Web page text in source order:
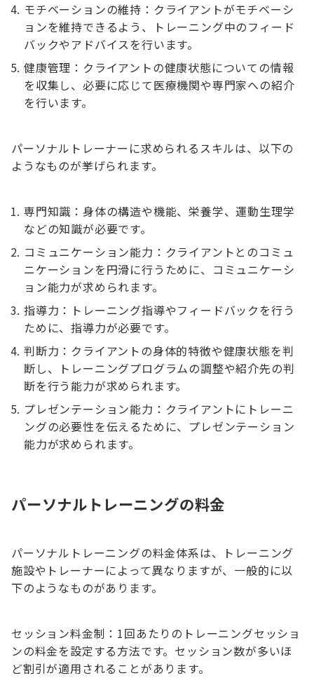
モチベーションの維持：クライアントがモチベーシ
ョンを維持できるよう、トレーニング中のフィード
バックやアドバイスを行います。
健康管理：クライアントの健康状態についての情報
を収集し、必要に応じて医療機関や専門家への紹介
を行います。
パーソナルトレーナーに求められるスキルは、以下の
ようなものが挙げられます。
専門知識：身体の構造や機能、栄養学、運動生理学
などの知識が必要です。
コミュニケーション能力：クライアントとのコミュ
ニケーションを円滑に行うために、コミュニケーシ
ョン能力が求められます。
指導力：トレーニング指導やフィードバックを行う
ために、指導力が必要です。
判断力：クライアントの身体的特徴や健康状態を判
断し、トレーニングプログラムの調整や紹介先の判
断を行う能力が求められます。
プレゼンテーション能力：クライアントにトレーニ
ングの必要性を伝えるために、プレゼンテーション
能力が求められます。
パーソナルトレーニングの料金
パーソナルトレーニングの料金体系は、トレーニング
施設やトレーナーによって異なりますが、一般的に以
下のようなものがあります。
セッション料金制：1回あたりのトレーニングセッショ
ンの料金を設定する方法です。セッション数が多いほ
ど割引が適用されることがあります。